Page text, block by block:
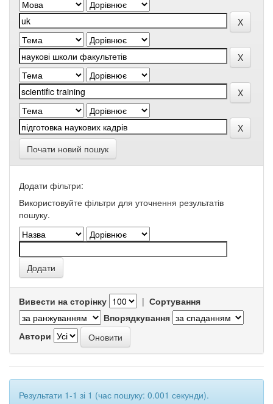
Почати новий пошук
Додати фільтри:
Використовуйте фільтри для уточнення результатів
пошуку.
Вивести на сторінку | Сортування
Впорядкування
Автори
Результати 1-1 зі 1 (час пошуку: 0.001 секунди).